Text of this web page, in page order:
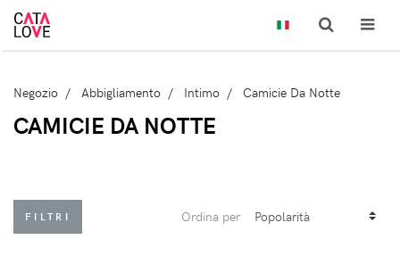
Negozio Abbigliamento Intimo Camicie Da Notte
CAMICIE DA NOTTE
FILTRI Ordina per